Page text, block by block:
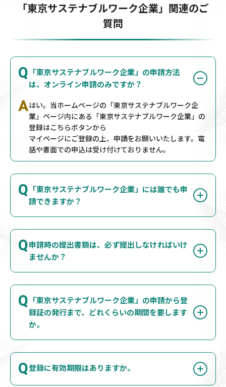
「東京サステナブルワーク企業」関連のご
質問
Q 「東京サステナブルワーク企業」の申請方法
は、オンライン申請のみですか？
Aはい。当ホームページの「東京サステナブルワーク企
業」ページ内にある「東京サステナブルワーク企業」の
登録はこちらボタンから
マイページにご登録の上、申請をお願いいたします。電
話や書面での申込は受け付けておりません。
Q 「東京サステナブルワーク企業」には誰でも申
請できますか？
Q申請時の提出書類は、必ず提出しなければいけ
ませんか？
Q 「東京サステナブルワーク企業」の申請から登
録証の発行まで、どれくらいの期間を要します
か。
Q登録に有効期限はありますか。